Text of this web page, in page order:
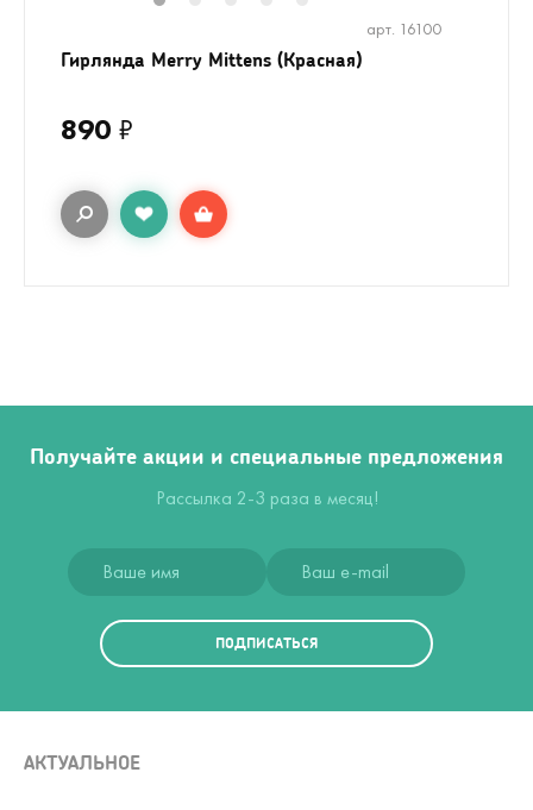
арт. 16100
Гирлянда Merry Mittens (Красная)
890 ₽
Получайте акции и специальные предложения
Рассылка 2-3 раза в месяц!
ПОДПИСАТЬСЯ
АКТУАЛЬНОЕ